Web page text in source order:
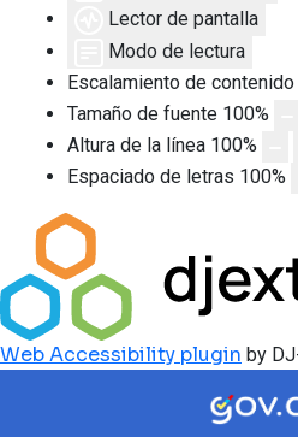
Lector de pantalla
Modo de lectura
Escalamiento de contenido
Tamaño de fuente 100%
Altura de la línea 100%
Espaciado de letras 100%
Web Accessibility plugin by